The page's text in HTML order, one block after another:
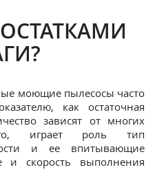
моющие пылесосы часто
как остаточная
зависят от многих
играет роль тип
и ее впитывающие
и скорость выполнения